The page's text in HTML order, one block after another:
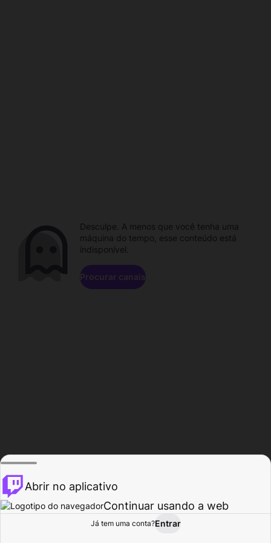
Procurar Atividade
Desculpe. A menos que você tenha uma
máquina do tempo, esse conteúdo está
indisponível.
Procurar canais
Abrir no aplicativo
Continuar usando a web
Já tem uma conta?Entrar